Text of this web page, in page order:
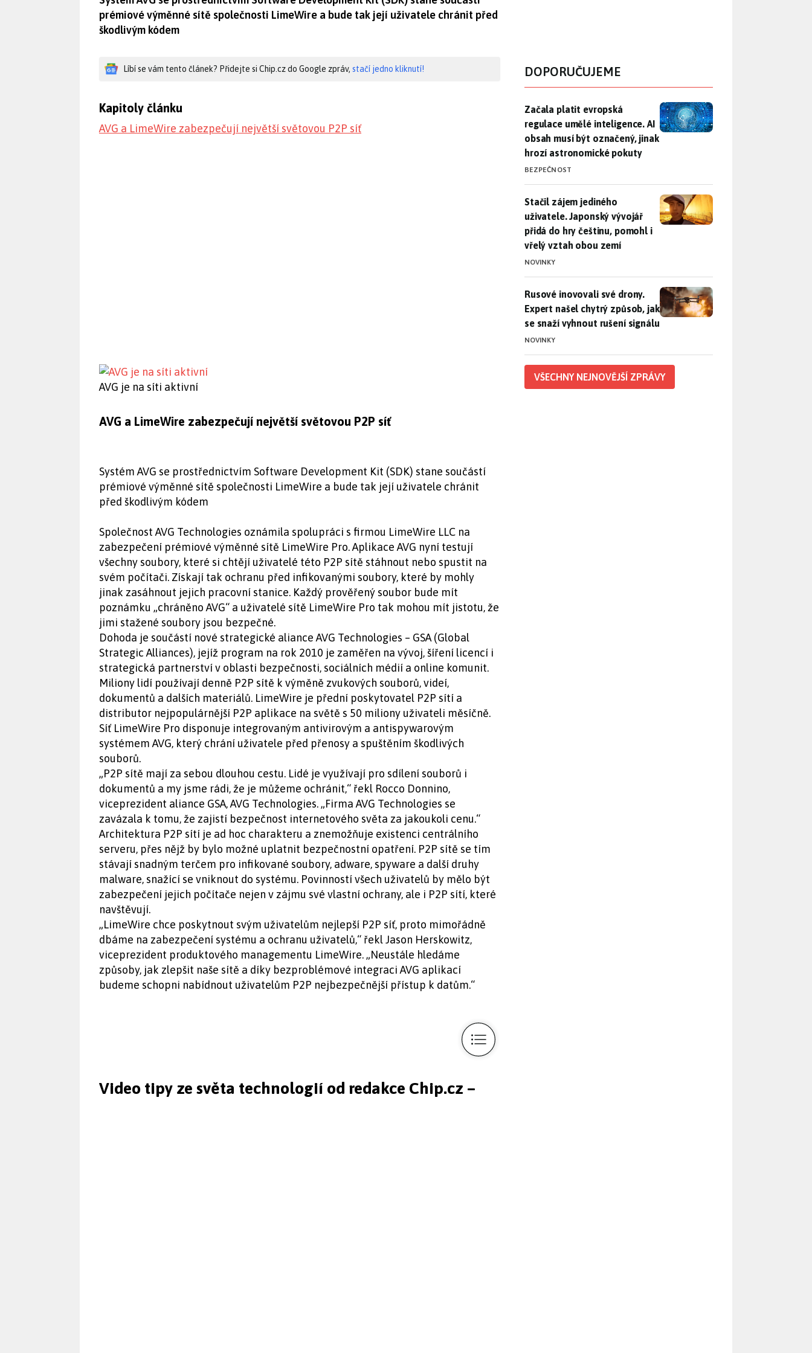
prémiové výměnné sítě společnosti LimeWire a bude tak její uživatele chránit před
škodlivým kódem
Líbí se vám tento článek? Přidejte si Chip.cz do Google zpráv, stačí jedno kliknutí!
Kapitoly článku
AVG a LimeWire zabezpečují největší světovou P2P síť
AVG je na síti aktivní
AVG a LimeWire zabezpečují největší světovou P2P síť
Systém AVG se prostřednictvím Software Development Kit (SDK) stane součástí
prémiové výměnné sítě společnosti LimeWire a bude tak její uživatele chránit
před škodlivým kódem
Společnost AVG Technologies oznámila spolupráci s firmou LimeWire LLC na
zabezpečení prémiové výměnné sítě LimeWire Pro. Aplikace AVG nyní testují
všechny soubory, které si chtějí uživatelé této P2P sítě stáhnout nebo spustit na
svém počítači. Získají tak ochranu před infikovanými soubory, které by mohly
jinak zasáhnout jejich pracovní stanice. Každý prověřený soubor bude mít
poznámku „chráněno AVG“ a uživatelé sítě LimeWire Pro tak mohou mít jistotu, že
jimi stažené soubory jsou bezpečné.
Dohoda je součástí nové strategické aliance AVG Technologies – GSA (Global
Strategic Alliances), jejíž program na rok 2010 je zaměřen na vývoj, šíření licencí i
strategická partnerství v oblasti bezpečnosti, sociálních médií a online komunit.
Miliony lidí používají denně P2P sítě k výměně zvukových souborů, videí,
dokumentů a dalších materiálů. LimeWire je přední poskytovatel P2P sítí a
distributor nejpopulárnější P2P aplikace na světě s 50 miliony uživateli měsíčně.
Síť LimeWire Pro disponuje integrovaným antivirovým a antispywarovým
systémem AVG, který chrání uživatele před přenosy a spuštěním škodlivých
souborů.
„P2P sítě mají za sebou dlouhou cestu. Lidé je využívají pro sdílení souborů i
dokumentů a my jsme rádi, že je můžeme ochránit,“ řekl Rocco Donnino,
viceprezident aliance GSA, AVG Technologies. „Firma AVG Technologies se
zavázala k tomu, že zajistí bezpečnost internetového světa za jakoukoli cenu.“
Architektura P2P sítí je ad hoc charakteru a znemožňuje existenci centrálního
serveru, přes nějž by bylo možné uplatnit bezpečnostní opatření. P2P sítě se tím
stávají snadným terčem pro infikované soubory, adware, spyware a další druhy
malware, snažící se vniknout do systému. Povinností všech uživatelů by mělo být
zabezpečení jejich počítače nejen v zájmu své vlastní ochrany, ale i P2P sítí, které
navštěvují.
„LimeWire chce poskytnout svým uživatelům nejlepší P2P síť, proto mimořádně
dbáme na zabezpečení systému a ochranu uživatelů,“ řekl Jason Herskowitz,
viceprezident produktového managementu LimeWire. „Neustále hledáme
způsoby, jak zlepšit naše sítě a díky bezproblémové integraci AVG aplikací
budeme schopni nabídnout uživatelům P2P nejbezpečnější přístup k datům.“
Video tipy ze světa technologií od redakce Chip.cz –
DOPORUČUJEME
Začala platit evropská regulace umělé inteligence. AI obsah
Začala platit evropská
regulace umělé inteligence. AI
obsah musí být označený, jinak
hrozí astronomické pokuty
BEZPEČNOST
Stačil zájem jediného uživatele. Japonský vývojář přidá do hry
Stačil zájem jediného
uživatele. Japonský vývojář
přidá do hry češtinu, pomohl i
vřelý vztah obou zemí
NOVINKY
Rusové inovovali své drony. Expert našel chytrý způsob, jak se
Rusové inovovali své drony.
Expert našel chytrý způsob, jak
se snaží vyhnout rušení signálu
NOVINKY
VŠECHNY NEJNOVĚJŠÍ ZPRÁVY